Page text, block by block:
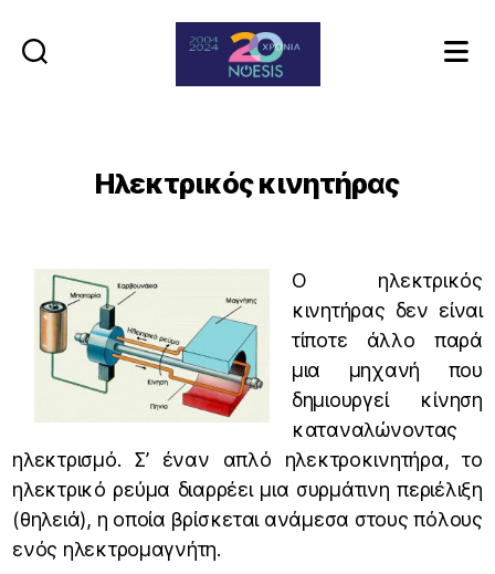
Ηλεκτρικός κινητήρας
Ο ηλεκτρικός
κινητήρας δεν είναι
τίποτε άλλο παρά
μια μηχανή που
δημιουργεί κίνηση
καταναλώνοντας
ηλεκτρισμό. Σ’ έναν απλό ηλεκτροκινητήρα, το
ηλεκτρικό ρεύμα διαρρέει μια συρμάτινη περιέλιξη
(θηλειά), η οποία βρίσκεται ανάμεσα στους πόλους
ενός ηλεκτρομαγνήτη.